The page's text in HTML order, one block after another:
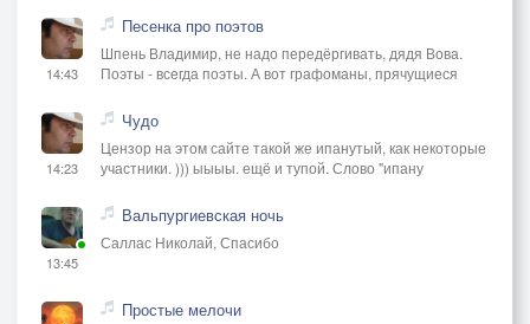
14:43
Песенка про поэтов
Шпень Владимир, не надо передёргивать, дядя Вова.
Поэты - всегда поэты. А вот графоманы, прячущиеся
14:23
Чудо
Цензор на этом сайте такой же ипанутый, как некоторые
участники. ))) ыыыы. ещё и тупой. Слово "ипану
13:45
Вальпургиевская ночь
Саллас Николай, Спасибо
Простые мелочи